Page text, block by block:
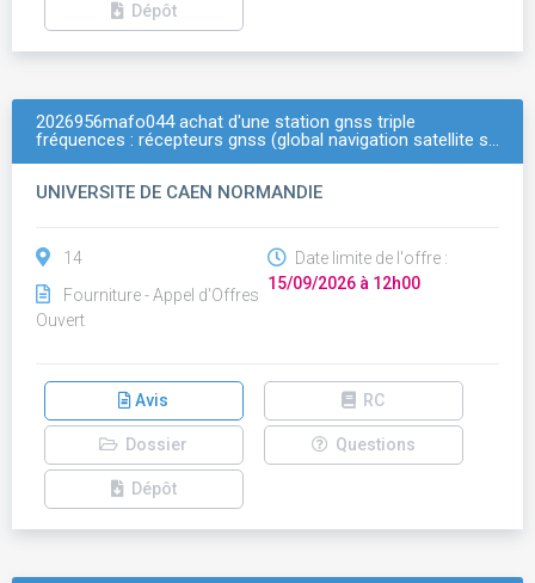
Dépôt
2026956mafo044 achat d'une station gnss triple
fréquences : récepteurs gnss (global navigation satellite s…
UNIVERSITE DE CAEN NORMANDIE
14
Fourniture - Appel d'Offres
Ouvert
Date limite de l'offre :
15/09/2026 à 12h00
Avis RC
Dossier Questions
Dépôt